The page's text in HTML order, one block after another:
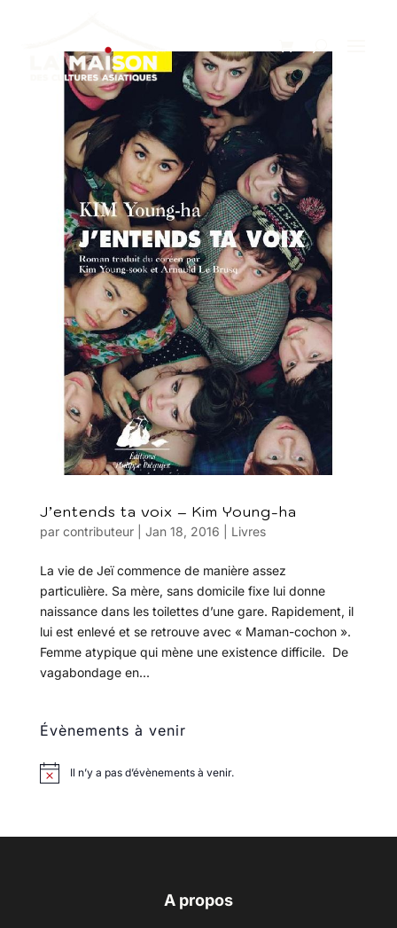
J’entends ta voix – Kim Young-ha
par contributeur| Jan 18, 2016 Livres
La vie de Jeï commence de manière assez
particulière. Sa mère, sans domicile fixe lui donne
naissance dans les toilettes d’une gare. Rapidement, il
lui est enlevé et se retrouve avec « Maman-cochon ».
Femme atypique qui mène une existence difficile. De
vagabondage en...
Évènements à venir
Il n’y a pas d’évènements à venir.
A propos